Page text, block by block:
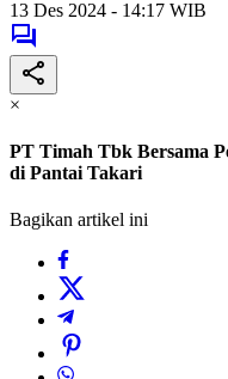
13 Des 2024 - 14:17 WIB
×
PT Timah Tbk Bersama
di Pantai Takari
Bagikan artikel ini